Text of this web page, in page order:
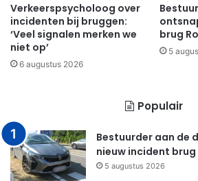
Verkeerspsycholoog over
incidenten bij bruggen:
‘Veel signalen merken we
niet op’
6 augustus 2026
brug
5
Populair
Bestuurder aan de
nieuw incident
5 augustus 2026